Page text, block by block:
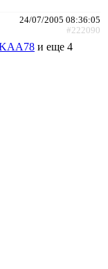
24/07/2005 08:36:05
#222090
и еще 4